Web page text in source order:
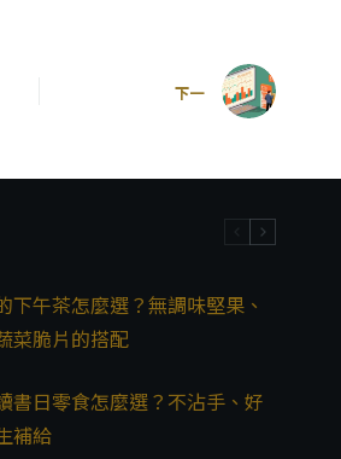
下一
下午茶怎麼選？無調味堅果、
菜脆片的搭配
書日零食怎麼選？不沾手、好
補給